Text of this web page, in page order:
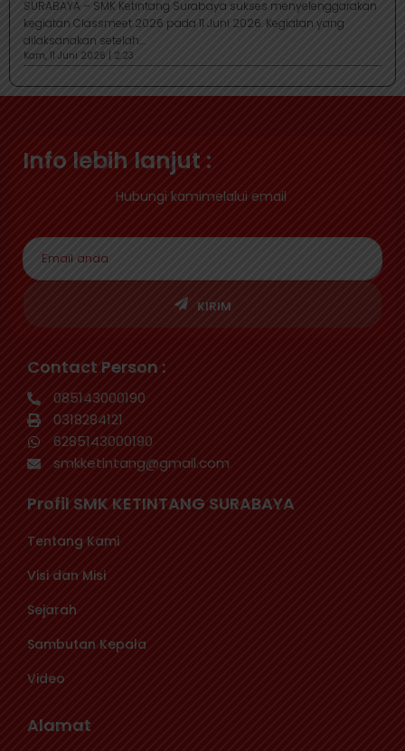
SURABAYA – SMK Ketintang Surabaya sukses menyelenggarakan
kegiatan Classmeet 2026 pada 11 Juni 2026. Kegiatan yang
dilaksanakan setelah...
Kam, 11 Juni 2026 | 2:23
Info lebih lanjut :
Hubungi kamimelalui email
KIRIM
Contact Person :
085143000190
0318284121
6285143000190
smkketintang@gmail.com
Profil SMK KETINTANG SURABAYA
Tentang Kami
Visi dan Misi
Sejarah
Sambutan Kepala
Video
Alamat